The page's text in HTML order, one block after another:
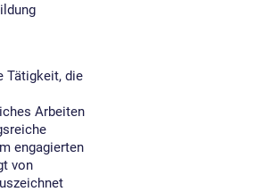
Tätigkeit, die
Arbeiten
engagierten
von